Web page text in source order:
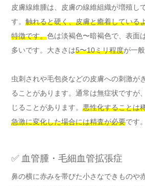
皮膚線維腫は、皮膚の線維組織が増殖し
す。 触れると硬く、皮膚と癒着している
特徴です。色は淡褐色〜暗褐色で、表面
多いです。大きさは5〜10ミリ程度が一
虫刺されや毛包炎などの皮膚への刺激が
ることがあります。通常は無症状ですが
じることがあります。 悪性化することは
急激に変化した場合には精査が必要です。
✅ 血管腫・毛細血管拡張症
鼻の横に赤みを帯びた小さなできものや